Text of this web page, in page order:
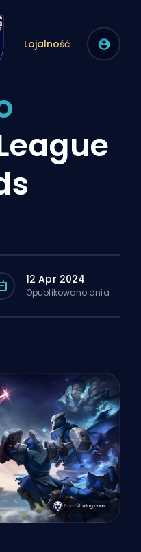
Lojalność
12 Apr 2024
Opublikowano dnia